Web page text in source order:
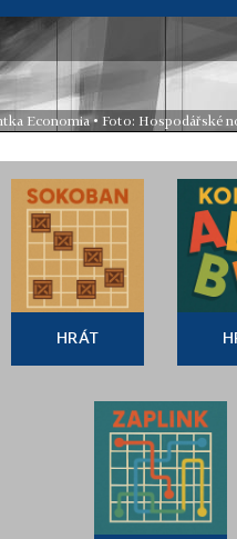
Economia • Foto: Hospodářské
HRÁT